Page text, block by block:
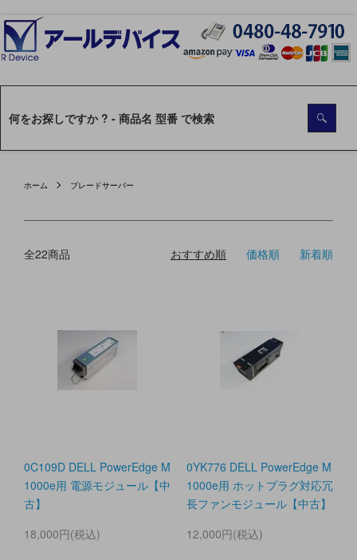
ホーム ブレードサーバー
全22商品 おすすめ順 価格順 新着順
0C109D DELL PowerEdge M
1000e用 電源モジュール【中
古】
18,000円(税込)
0YK776 DELL PowerEdge M
1000e用 ホットプラグ対応冗
長ファンモジュール【中古】
12,000円(税込)